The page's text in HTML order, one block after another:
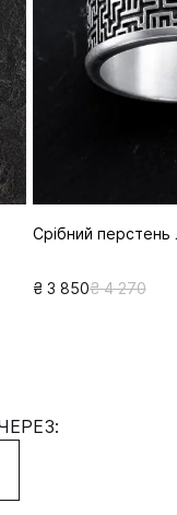
Срібний
₴ 3 850₴ 4 270